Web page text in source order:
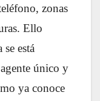
zonas
Ello
está
único y
ya conoce